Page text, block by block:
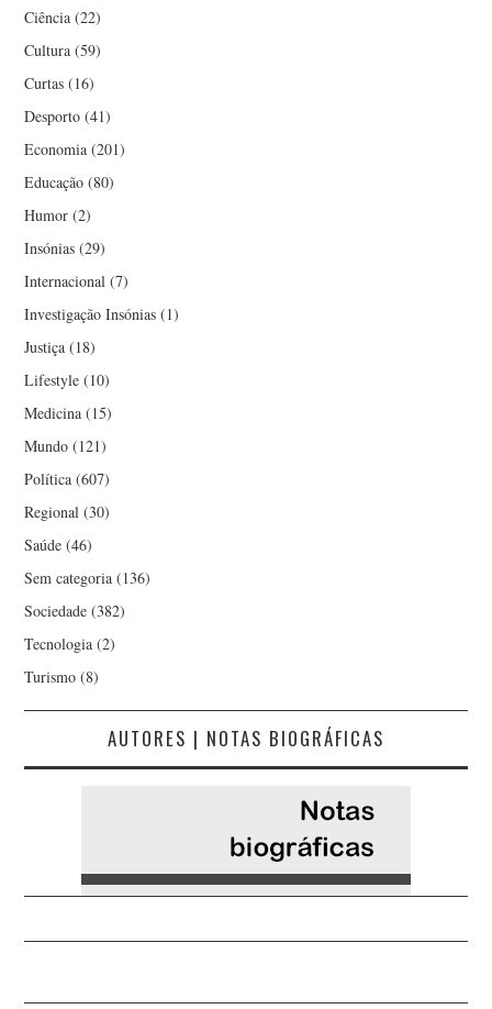
Ciência (22)
Cultura (59)
Curtas (16)
Desporto (41)
Economia (201)
Educação (80)
Humor (2)
Insónias (29)
Internacional (7)
Investigação Insónias (1)
Justiça (18)
Lifestyle (10)
Medicina (15)
Mundo (121)
Política (607)
Regional (30)
Saúde (46)
Sem categoria (136)
Sociedade (382)
Tecnologia (2)
Turismo (8)
AUTORES | NOTAS BIOGRÁFICAS